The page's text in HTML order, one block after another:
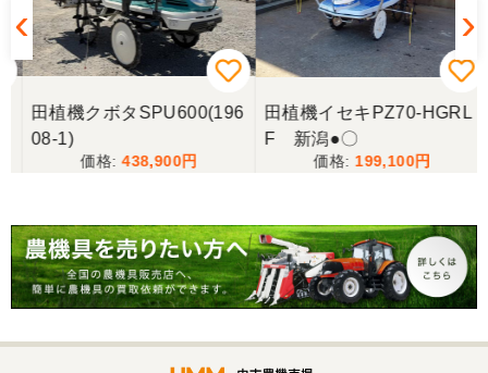
三重県／miraisann
写真と現物が違いすぎる
こちらの、対応も、よく、大変、満足、です。
三重県／谷本勝美
こちらの、対応、も、よくして、くれました。
田植機クボタSPU600(196
08-1)
438,900
田植機イセキPZ70-HGRL
F 新潟●〇
199,100